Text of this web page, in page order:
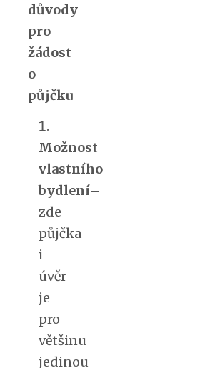
důvody
pro
žádost
o
půjčku
Možnost
vlastního
bydlení–
zde
půjčka
i
úvěr
je
pro
většinu
jedinou